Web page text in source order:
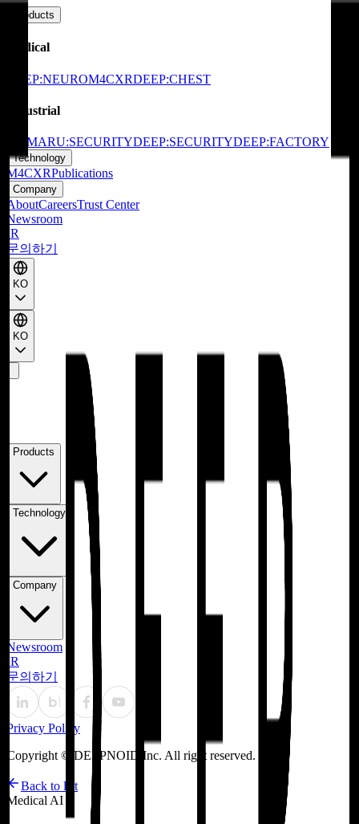
Products
Medical
DEEP:NEUROM4CXRDEEP:CHEST
Industrial
SkyMARU:SECURITYDEEP:SECURITYDEEP:FACTORY
Technology
M4CXRPublications
Company
AboutCareersTrust Center
Newsroom
IR
문의하기
KO
KO
Products
Technology
Company
Newsroom
IR
문의하기
Privacy Policy
Copyright © DEEPNOID Inc. All right reserved.
Back to list
Medical AI